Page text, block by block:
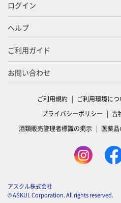
ログイン
ヘルプ
ご利用ガイド
お問い合わせ
ご利用規約 ご利用環境につ
プライバシーポリシー
古
酒類販売管理者標識の掲示
医薬
アスクル株式会社
© ASKUL Corporation. All rights reserved.